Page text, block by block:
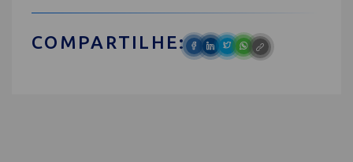
COMPARTILHE: